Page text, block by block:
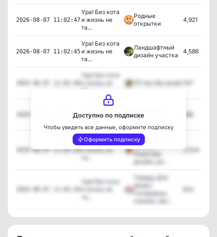
2026-08-07 11:02:47
Ура! Без кота
и жизнь не
та...
Родные
открытки
4,921
2026-08-07 11:02:45
Ура! Без кота
и жизнь не
та...
Ландшафтный
дизайн участка
4,586
Ура! Без кота
и жизнь не
та...
ПП без Мучений! 347
2026-08-07 11:02:44
Ура! Без кота
и жизнь не
товары
396
2026-08-07 11:02:49
Ура! Без кота
и жизнь не
Дом своими
руками |
Квартира,
дизайн, ре...
2,044
Ура! Без кота
и жизнь не
Товары Для
Дома |
Cуперцены,
кэшбэк, бес...
823
Доступно по подписке
Чтобы увидеть все данные, оформите подписку
Оформить подписку